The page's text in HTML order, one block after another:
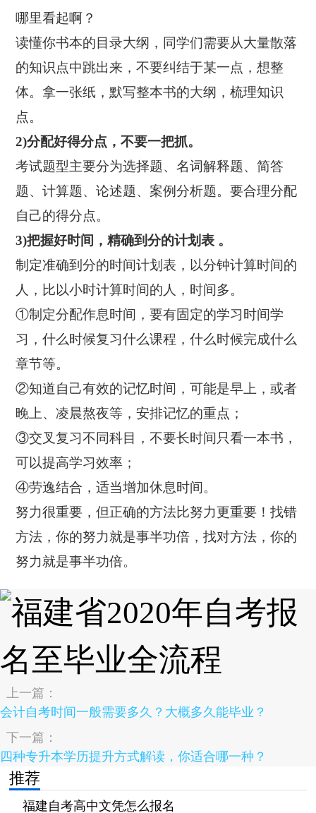
哪里看起啊？
读懂你书本的目录大纲，同学们需要从大量散落
的知识点中跳出来，不要纠结于某一点，想整
体。拿一张纸，默写整本书的大纲，梳理知识
点。
2)分配好得分点，不要一把抓。
考试题型主要分为选择题、名词解释题、简答
题、计算题、论述题、案例分析题。要合理分配
自己的得分点。
3)把握好时间，精确到分的计划表 。
制定准确到分的时间计划表，以分钟计算时间的
人，比以小时计算时间的人，时间多。
①制定分配作息时间，要有固定的学习时间学
习，什么时候复习什么课程，什么时候完成什么
章节等。
②知道自己有效的记忆时间，可能是早上，或者
晚上、凌晨熬夜等，安排记忆的重点；
③交叉复习不同科目，不要长时间只看一本书，
可以提高学习效率；
④劳逸结合，适当增加休息时间。
努力很重要，但正确的方法比努力更重要！找错
方法，你的努力就是事半功倍，找对方法，你的
努力就是事半功倍。
上一篇：
会计自考时间一般需要多久？大概多久能毕业？
下一篇：
四种专升本学历提升方式解读，你适合哪一种？
推荐
福建自考高中文凭怎么报名